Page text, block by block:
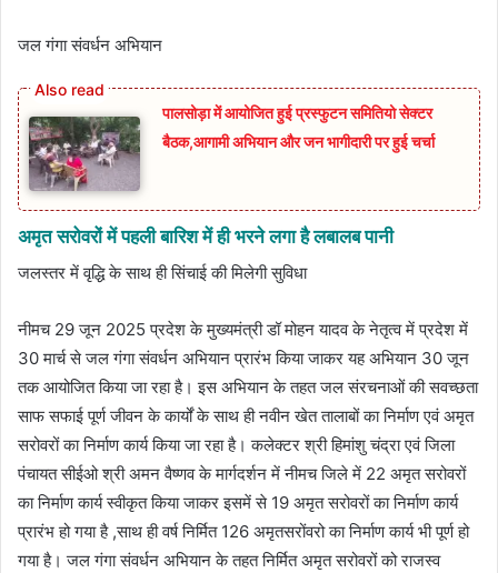
जल गंगा संवर्धन अभियान
पालसोड़ा में आयोजित हुई प्रस्फुटन समितियो सेक्टर
बैठक,आगामी अभियान और जन भागीदारी पर हुई चर्चा
अमृत सरोवरों में पहली बारिश में ही भरने लगा है लबालब पानी
जलस्तर में वृद्धि के साथ ही सिंचाई की मिलेगी सुविधा
नीमच 29 जून 2025 प्रदेश के मुख्यमंत्री डॉ मोहन यादव के नेतृत्व में प्रदेश में
30 मार्च से जल गंगा संवर्धन अभियान प्रारंभ किया जाकर यह अभियान 30 जून
तक आयोजित किया जा रहा है। इस अभियान के तहत जल संरचनाओं की सवच्‍छता
साफ सफाई पूर्ण जीवन के कार्यों के साथ ही नवीन खेत तालाबों का निर्माण एवं अमृत
सरोवरों का निर्माण कार्य किया जा रहा है। कलेक्टर श्री हिमांशु चंद्रा एवं जिला
पंचायत सीईओ श्री अमन वैष्णव के मार्गदर्शन में नीमच जिले में 22 अमृत सरोवरों
का निर्माण कार्य स्वीकृत किया जाकर इसमें से 19 अमृत सरोवरों का निर्माण कार्य
प्रारंभ हो गया है ,साथ ही वर्ष निर्मित 126 अमृतसरोंवरो का निर्माण कार्य भी पूर्ण हो
गया है। जल गंगा संवर्धन अभियान के तहत निर्मित अमृत सरोवरों को राजस्व